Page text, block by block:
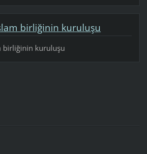
birliğinin kuruluşu
birliğinin kuruluşu